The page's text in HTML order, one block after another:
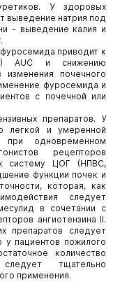
У здоровых
выведение натрия под
- выведение калия и
приводит к
AUC и снижению
изменения почечного
фуросемида и
с почечной или
препаратов. У
легкой и умеренной
одновременном
рецепторов
систему ЦОГ (НПВС,
функции почек и
которая, как
следует
в сочетании с
ангиотензина II.
препаратов следует
пациентов пожилого
количество
тщательно
применения.